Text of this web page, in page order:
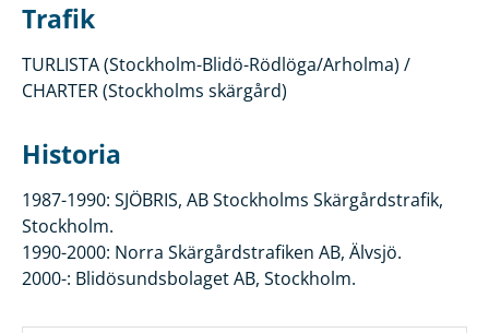
Trafik
TURLISTA (Stockholm-Blidö-Rödlöga/Arholma) /
CHARTER (Stockholms skärgård)
Historia
1987-1990: SJÖBRIS, AB Stockholms Skärgårdstrafik,
Stockholm.
1990-2000: Norra Skärgårdstrafiken AB, Älvsjö.
2000-: Blidösundsbolaget AB, Stockholm.